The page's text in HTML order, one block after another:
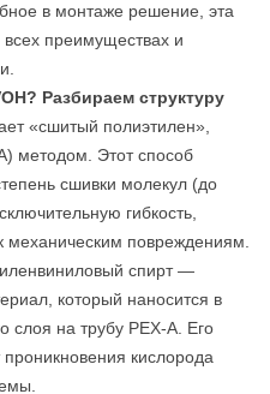
в монтаже решение, эта
всех преимуществах и
Разбираем структуру
«сшитый полиэтилен»,
методом. Этот способ
сшивки молекул (до
гибкость,
механическим повреждениям.
спирт —
который наносится в
слоя на трубу PEX-A. Его
кислорода